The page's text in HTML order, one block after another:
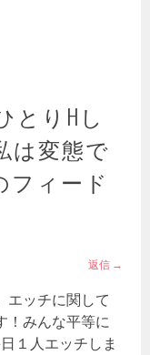
とりHし
は変態で
フィード
返信
エッチに関して
！みんな平等に
１人エッチしま